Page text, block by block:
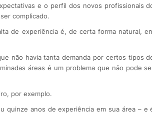
e o perfil dos novos profissionais
complicado.
de experiência é, de certa forma natural,
não havia tanta demanda por certos tipos
áreas é um problema que não pode
por exemplo.
quinze anos de experiência em sua área – e